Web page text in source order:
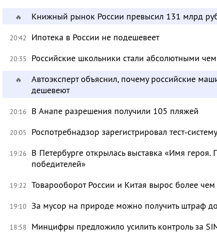
🔥 Книжный рынок России превысил 131 млрд
20:42 Ипотека в России не подешевеет
20:35 Российские школьники стали абсолютными
🔥
Автоэксперт объяснил, почему российские
дешевеют
20:16 В Анапе разрешения получили 105 пляжей
20:05 Роспотребнадзор зарегистрировал
19:26
В Петербурге открылась выставка «Имя героя.
победителей»
19:22 Товарооборот России и Китая вырос более чем
19:10 За мусор на природе можно получить штраф
18:58 Минцифры предложило усилить контроль за